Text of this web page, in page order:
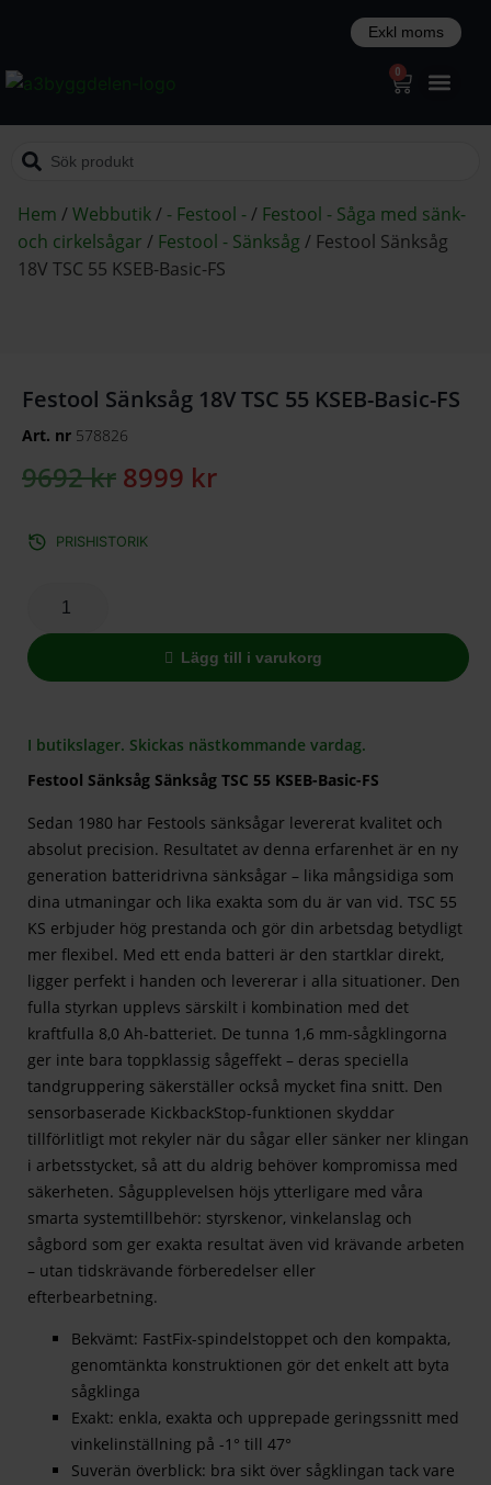
0
Hem /Webbutik/ - Festool -/ Festool - Såga med sänk-
och cirkelsågar / Festool - Sänksåg / Festool Sänksåg
18V TSC 55 KSEB-Basic-FS
Festool Sänksåg 18V TSC 55 KSEB-Basic-FS
Art. nr 578826
9692kr 8999 kr
PRISHISTORIK
Lägg till i varukorg
I butikslager. Skickas nästkommande vardag.
Festool Sänksåg Sänksåg TSC 55 KSEB-Basic-FS
Sedan 1980 har Festools sänksågar levererat kvalitet och
absolut precision. Resultatet av denna erfarenhet är en ny
generation batteridrivna sänksågar – lika mångsidiga som
dina utmaningar och lika exakta som du är van vid. TSC 55
KS erbjuder hög prestanda och gör din arbetsdag betydligt
mer flexibel. Med ett enda batteri är den startklar direkt,
ligger perfekt i handen och levererar i alla situationer. Den
fulla styrkan upplevs särskilt i kombination med det
kraftfulla 8,0 Ah-batteriet. De tunna 1,6 mm-sågklingorna
ger inte bara toppklassig sågeffekt – deras speciella
tandgruppering säkerställer också mycket fina snitt. Den
sensorbaserade KickbackStop-funktionen skyddar
tillförlitligt mot rekyler när du sågar eller sänker ner klingan
i arbetsstycket, så att du aldrig behöver kompromissa med
säkerheten. Sågupplevelsen höjs ytterligare med våra
smarta systemtillbehör: styrskenor, vinkelanslag och
sågbord som ger exakta resultat även vid krävande arbeten
– utan tidskrävande förberedelser eller
efterbearbetning.
Bekvämt: FastFix-spindelstoppet och den kompakta,
genomtänkta konstruktionen gör det enkelt att byta
sågklinga
Exakt: enkla, exakta och upprepade geringssnitt med
vinkelinställning på -1° till 47°
Suverän överblick: bra sikt över sågklingan tack vare